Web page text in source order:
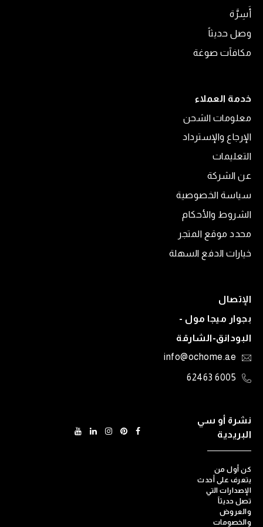
أَسِرَّة
وصل حديثاً
مكافآت صوغة
خدمة العملاء
معلومات الشحن
الإرجاع والإسترداد
التعليمات
عن الشركة
سياسة الخصوصية
الشروط والأحكام
محدد موقع المتجر
خيارات الدفع السهلة
الإتصال
بجوار ميجا مول -
البودانق-الشارقة
info@ochome.ae
6005 62463
نشرة أو سي
البريدية
كن أول من
يتعرف على أحدث
الإصدارات التي
تصل حديثاً
والعروض
والخصومات